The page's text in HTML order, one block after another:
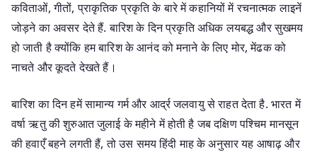
कविताओं, गीतों, प्राकृतिक प्रकृति के बारे में कहानियों में रचनात्मक लाइनें
जोड़ने का अवसर देते हैं. बारिश के दिन प्रकृति अधिक लयबद्ध और सुखमय
हो जाती है क्योंकि हम बारिश के आनंद को मनाने के लिए मोर, मेंढक को
नाचते और कूदते देखते हैं।
बारिश का दिन हमें सामान्य गर्म और आर्द्र जलवायु से राहत देता है. भारत में
वर्षा ऋतु की शुरुआत जुलाई के महीने में होती है जब दक्षिण पश्चिम मानसून
की हवाएँ बहने लगती हैं, तो उस समय हिंदी माह के अनुसार यह आषाढ़ और